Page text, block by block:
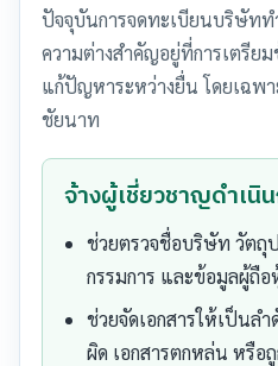
ปัจจุบันการจดทะเบียนบริษัท
ความต่างสำคัญอยู่ที่การเตรีย
แก้ปัญหาระหว่างยื่น โดยเฉพ
ชัยนาท
จ้างผู้เชี่ยวชาญดำเนิ
ช่วยตรวจชื่อบริษัท วัตถุ
กรรมการ และข้อมูลผู้ถื
ช่วยจัดเอกสารให้เป็นล
ผิด เอกสารตกหล่น หรือ